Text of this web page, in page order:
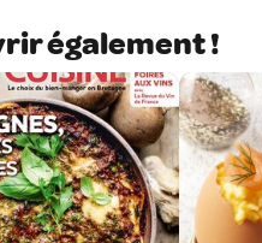
également !